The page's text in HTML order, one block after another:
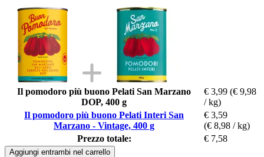
Il pomodoro più buono Pelati San Marzano
DOP, 400 g
€ 3,99 (€ 9,98
/ kg)
Il pomodoro più buono Pelati Interi San
Marzano - Vintage, 400 g
€ 3,59
(€ 8,98 / kg)
Prezzo totale:
€ 7,58
Aggiungi entrambi nel carrello